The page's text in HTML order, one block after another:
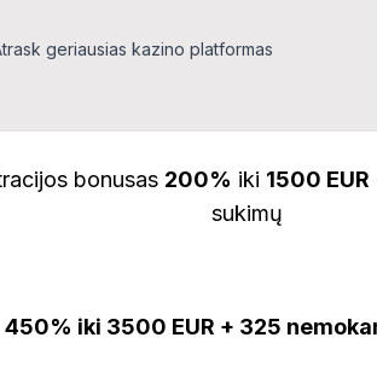
geriausias kazino platformas
bonusas 200% iki 1500 EUR
sukimų
450% iki 3500 EUR + 325